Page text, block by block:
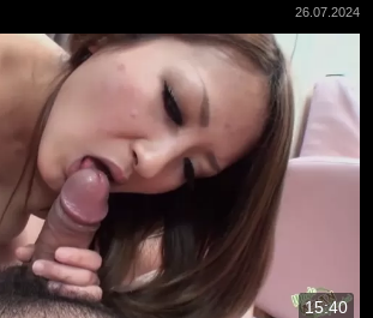
26.07.2024
15:40